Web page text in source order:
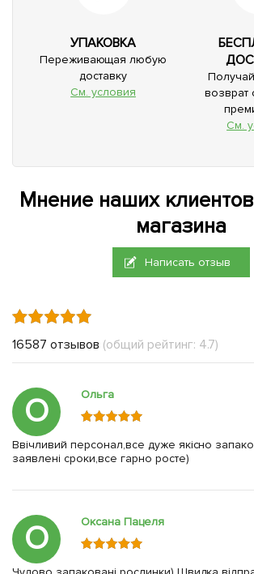
УПАКОВКА
Переживающая любую
доставку
См. условия
возврат
См.
Мнение наших
магазина
Написать отзыв
16587 отзывов (общий рейтинг: 4.7)
О Ольга
Ввічливий персонал,все дуже якісно
заявлені сроки,все гарно росте)
О Оксана Пацеля